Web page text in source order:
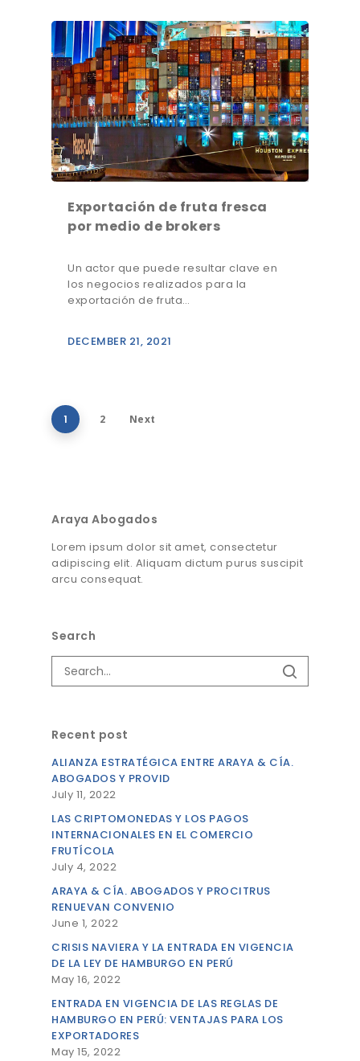
Exportación de fruta fresca
por medio de brokers
Un actor que puede resultar clave en
los negocios realizados para la
exportación de fruta…
DECEMBER 21, 2021
1 2 Next
Araya Abogados
Lorem ipsum dolor sit amet, consectetur
adipiscing elit. Aliquam dictum purus suscipit
arcu consequat.
Search
Recent post
ALIANZA ESTRATÉGICA ENTRE ARAYA & CÍA.
ABOGADOS Y PROVID
July 11, 2022
LAS CRIPTOMONEDAS Y LOS PAGOS
INTERNACIONALES EN EL COMERCIO
FRUTÍCOLA
July 4, 2022
ARAYA & CÍA. ABOGADOS Y PROCITRUS
RENUEVAN CONVENIO
June 1, 2022
CRISIS NAVIERA Y LA ENTRADA EN VIGENCIA
DE LA LEY DE HAMBURGO EN PERÚ
May 16, 2022
ENTRADA EN VIGENCIA DE LAS REGLAS DE
HAMBURGO EN PERÚ: VENTAJAS PARA LOS
EXPORTADORES
May 15, 2022